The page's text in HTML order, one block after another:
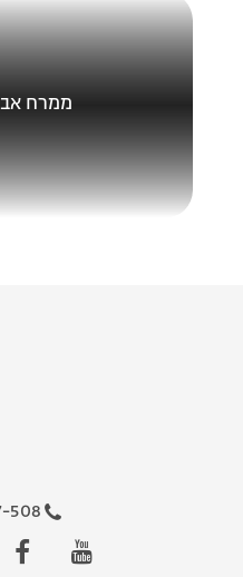
ממרח
508